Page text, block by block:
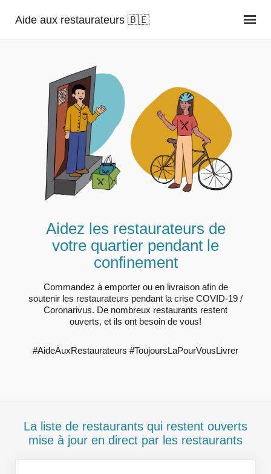
Aide aux restaurateurs 🇧🇪
Aidez les restaurateurs de
votre quartier pendant le
confinement
Commandez à emporter ou en livraison afin de
soutenir les restaurateurs pendant la crise COVID-19 /
Coronarivus. De nombreux restaurants restent
ouverts, et ils ont besoin de vous!
#AideAuxRestaurateurs #ToujoursLaPourVousLivrer
La liste de restaurants qui restent ouverts
mise à jour en direct par les restaurants